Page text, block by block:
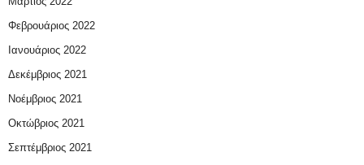
Φεβρουάριος 2022
Ιανουάριος 2022
Δεκέμβριος 2021
Νοέμβριος 2021
Οκτώβριος 2021
Σεπτέμβριος 2021